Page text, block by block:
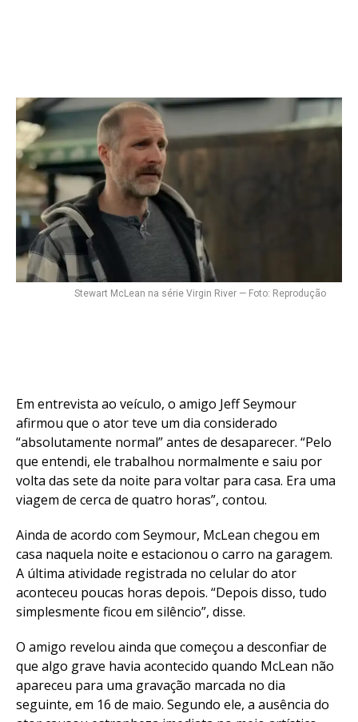
Stewart McLean na série Virgin River — Foto: Reprodução
Em entrevista ao veículo, o amigo Jeff Seymour
afirmou que o ator teve um dia considerado
“absolutamente normal” antes de desaparecer. “Pelo
que entendi, ele trabalhou normalmente e saiu por
volta das sete da noite para voltar para casa. Era uma
viagem de cerca de quatro horas”, contou.
Ainda de acordo com Seymour, McLean chegou em
casa naquela noite e estacionou o carro na garagem.
A última atividade registrada no celular do ator
aconteceu poucas horas depois. “Depois disso, tudo
simplesmente ficou em silêncio”, disse.
O amigo revelou ainda que começou a desconfiar de
que algo grave havia acontecido quando McLean não
apareceu para uma gravação marcada no dia
seguinte, em 16 de maio. Segundo ele, a ausência do